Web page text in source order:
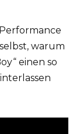
warum
einen so